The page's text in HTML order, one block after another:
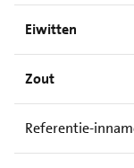
Eiwitten
Zout
Referentie-